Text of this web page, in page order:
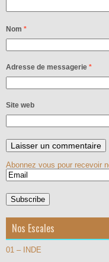
Nom *
Adresse de messagerie *
Site web
Abonnez vous pour recevoir
Nos Escales
01 – INDE